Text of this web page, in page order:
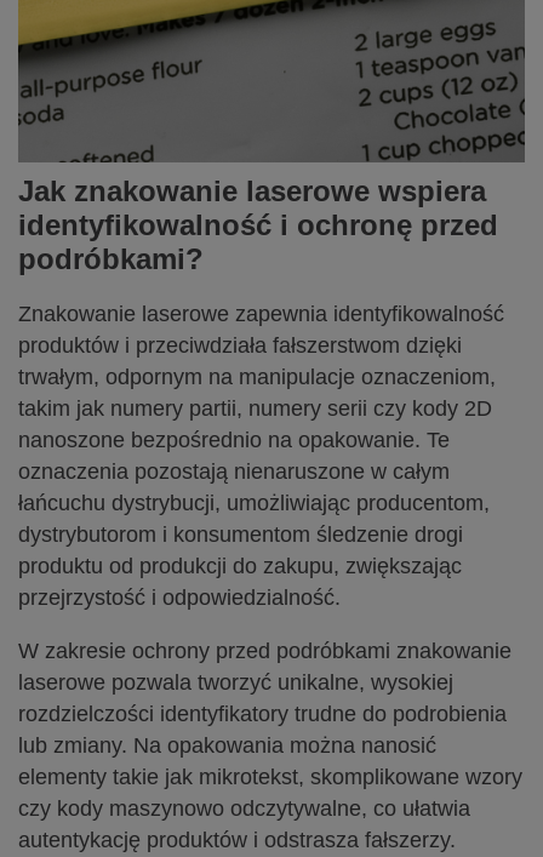
Jak znakowanie laserowe wspiera
identyfikowalność i ochronę przed
podróbkami?
Znakowanie laserowe zapewnia identyfikowalność
produktów i przeciwdziała fałszerstwom dzięki
trwałym, odpornym na manipulacje oznaczeniom,
takim jak numery partii, numery serii czy kody 2D
nanoszone bezpośrednio na opakowanie. Te
oznaczenia pozostają nienaruszone w całym
łańcuchu dystrybucji, umożliwiając producentom,
dystrybutorom i konsumentom śledzenie drogi
produktu od produkcji do zakupu, zwiększając
przejrzystość i odpowiedzialność.
W zakresie ochrony przed podróbkami znakowanie
laserowe pozwala tworzyć unikalne, wysokiej
rozdzielczości identyfikatory trudne do podrobienia
lub zmiany. Na opakowania można nanosić
elementy takie jak mikrotekst, skomplikowane wzory
czy kody maszynowo odczytywalne, co ułatwia
autentykację produktów i odstrasza fałszerzy.